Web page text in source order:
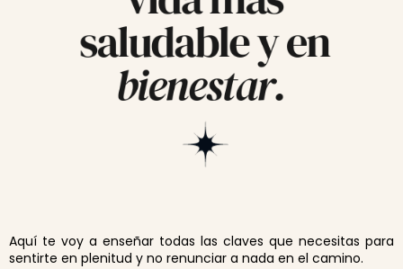
Aquí te voy a enseñar todas las claves que necesitas para
sentirte en plenitud y no renunciar a nada en el camino.